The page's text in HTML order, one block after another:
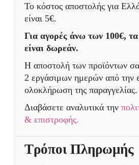
Το κόστος αποστολής για
είναι 5€.
Για αγορές άνω των 100€,
είναι δωρεάν.
Η αποστολή των προϊόντων
2 εργάσιμων ημερών από την
ολοκλήρωση της παραγγελίας.
Διαβάσετε αναλυτικά την
& επιστροφής.
Τρόποι Πληρωμής